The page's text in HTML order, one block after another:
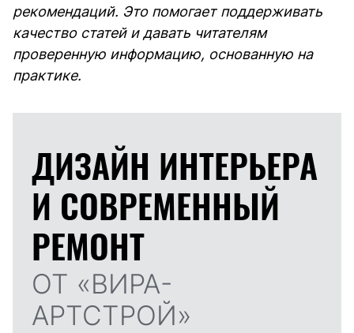
рекомендаций. Это помогает поддерживать
качество статей и давать читателям
проверенную информацию, основанную на
практике.
ДИЗАЙН ИНТЕРЬЕРА
И СОВРЕМЕННЫЙ
РЕМОНТ
ОТ «ВИРА-
АРТСТРОЙ»